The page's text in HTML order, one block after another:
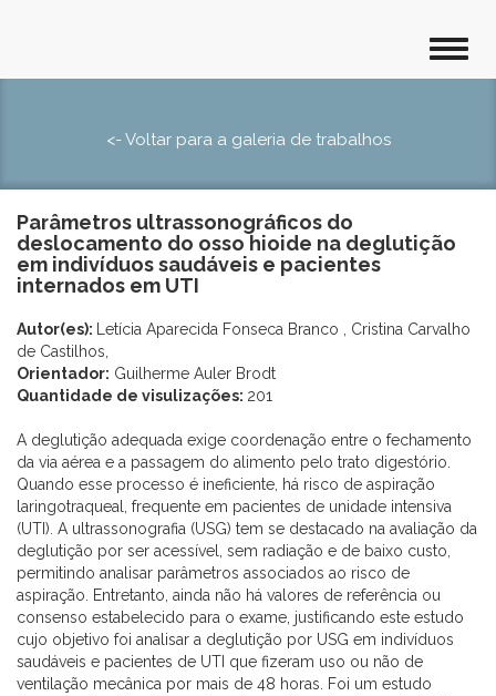
<- Voltar para a galeria de trabalhos
Parâmetros ultrassonográficos do
deslocamento do osso hioide na deglutição
em indivíduos saudáveis e pacientes
internados em UTI
Autor(es):
Letícia Aparecida Fonseca Branco , Cristina Carvalho
de Castilhos,
Orientador: Guilherme Auler Brodt
Quantidade de visulizações: 201
A deglutição adequada exige coordenação entre o fechamento
da via aérea e a passagem do alimento pelo trato digestório.
Quando esse processo é ineficiente, há risco de aspiração
laringotraqueal, frequente em pacientes de unidade intensiva
(UTI). A ultrassonografia (USG) tem se destacado na avaliação da
deglutição por ser acessível, sem radiação e de baixo custo,
permitindo analisar parâmetros associados ao risco de
aspiração. Entretanto, ainda não há valores de referência ou
consenso estabelecido para o exame, justificando este estudo
cujo objetivo foi analisar a deglutição por USG em indivíduos
saudáveis e pacientes de UTI que fizeram uso ou não de
ventilação mecânica por mais de 48 horas. Foi um estudo